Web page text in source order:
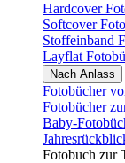
Hardcover
Softcover
Stoffeinband
Layflat
Nach Anlass
Fotobücher
Fotobücher
Baby-
Fotobuch zur